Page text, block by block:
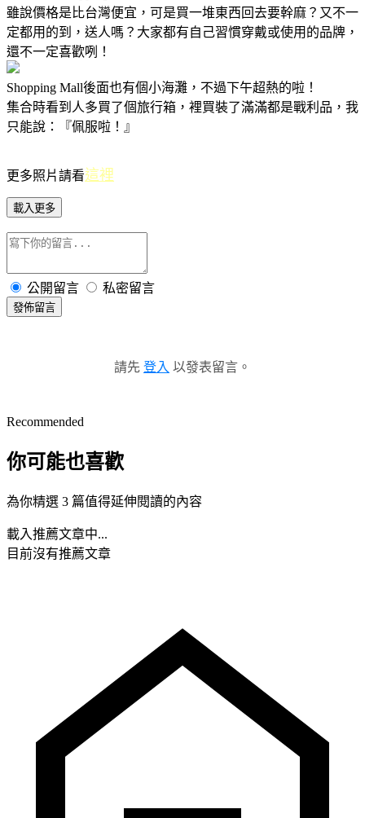
雖說價格是比台灣便宜，可是買一堆東西回去要幹麻？又不一
定都用的到，送人嗎？大家都有自己習慣穿戴或使用的品牌，
還不一定喜歡咧！
Shopping Mall後面也有個小海灘，不過下午超熱的啦！
集合時看到人多買了個旅行箱，裡買裝了滿滿都是戰利品，我
只能說：『佩服啦！』
更多照片請看這裡
載入更多
公開留言 私密留言
發佈留言
請先 登入 以發表留言。
Recommended
你可能也喜歡
為你精選 3 篇值得延伸閱讀的內容
載入推薦文章中...
目前沒有推薦文章